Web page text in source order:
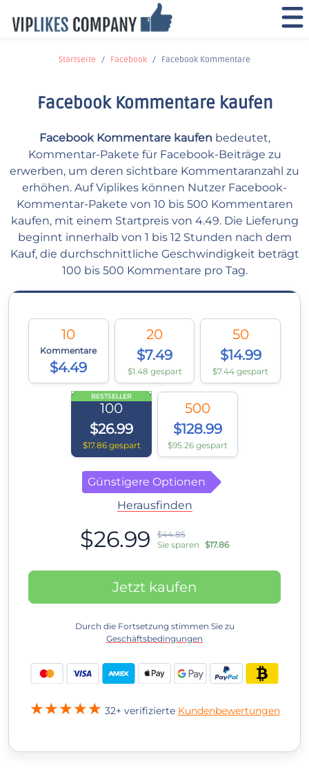
Startseite Facebook Facebook Kommentare
Facebook Kommentare kaufen
Facebook Kommentare kaufen bedeutet,
Kommentar-Pakete für Facebook-Beiträge zu
erwerben, um deren sichtbare Kommentaranzahl zu
erhöhen. Auf Viplikes können Nutzer Facebook-
Kommentar-Pakete von 10 bis 500 Kommentaren
kaufen, mit einem Startpreis von 4.49. Die Lieferung
beginnt innerhalb von 1 bis 12 Stunden nach dem
Kauf, die durchschnittliche Geschwindigkeit beträgt
100 bis 500 Kommentare pro Tag.
10
Kommentare
$4.49
20
$7.49
$1.48 gespart
50
$14.99
$7.44 gespart
BESTSELLER
100
$26.99
$17.86 gespart
500
$128.99
$95.26 gespart
Günstigere Optionen
Herausfinden
$26.99
$44.85
Sie sparen $17.86
Jetzt kaufen
Durch die Fortsetzung stimmen Sie zu
Geschäftsbedingungen
32+ verifizierte Kundenbewertungen